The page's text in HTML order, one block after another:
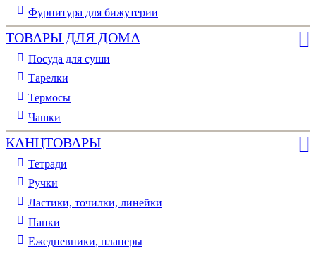
Фурнитура для бижутерии
ТОВАРЫ ДЛЯ ДОМА
Посуда для суши
Тарелки
Термосы
Чашки
КАНЦТОВАРЫ
Тетради
Ручки
Ластики, точилки, линейки
Папки
Ежедневники, планеры